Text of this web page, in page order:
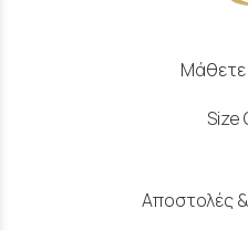
Μάθετε
Size
Αποστολές